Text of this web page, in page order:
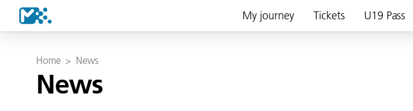
My journey Tickets U19 Pass
Home > News
News